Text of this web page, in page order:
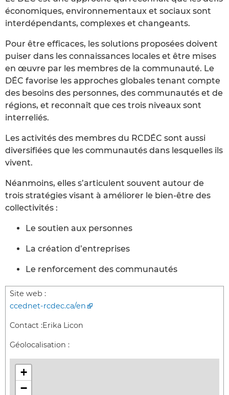
économiques, environnementaux et sociaux sont
interdépendants, complexes et changeants.
Pour être efficaces, les solutions proposées doivent
puiser dans les connaissances locales et être mises
en œuvre par les membres de la communauté. Le
DÉC favorise les approches globales tenant compte
des besoins des personnes, des communautés et de
régions, et reconnaît que ces trois niveaux sont
interreliés.
Les activités des membres du RCDÉC sont aussi
diversifiées que les communautés dans lesquelles ils
vivent.
Néanmoins, elles s’articulent souvent autour de
trois stratégies visant à améliorer le bien-être des
collectivités :
Le soutien aux personnes
La création d’entreprises
Le renforcement des communautés
Site web :
ccednet-rcdec.ca/en
Contact :Erika Licon
Géolocalisation :
+
−